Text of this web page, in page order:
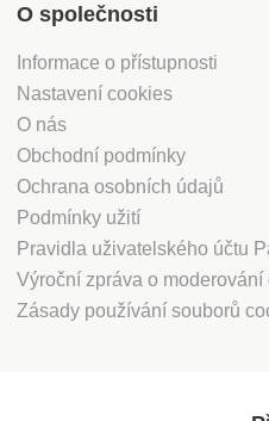
O společnosti
Informace o přístupnosti
Nastavení cookies
O nás
Obchodní podmínky
Ochrana osobních údajů
Podmínky užití
Pravidla uživatelského účtu
Výroční zpráva o moderování
Zásady používání souborů